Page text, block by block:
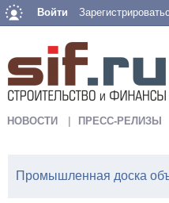
Войти
НОВОСТИ ПРЕСС-РЕЛИЗЫ
Промышленная доска